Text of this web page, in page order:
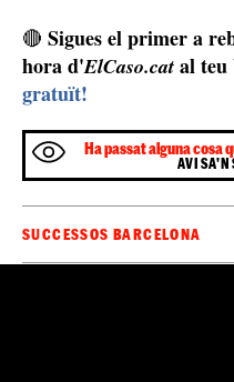
🔴 Sigues el primer a
hora d'ElCaso.cat al teu
gratuït!
Ha passat alguna cosa
SUCCESSOS BARCELONA